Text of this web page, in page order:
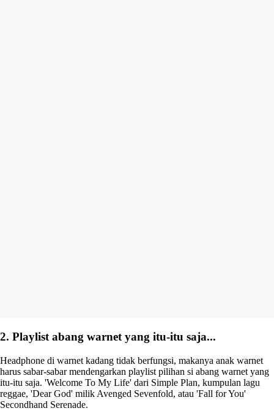
2. Playlist abang warnet yang itu-itu saja...
Headphone di warnet kadang tidak berfungsi, makanya anak warnet
harus sabar-sabar mendengarkan playlist pilihan si abang warnet yang
itu-itu saja. 'Welcome To My Life' dari Simple Plan, kumpulan lagu
reggae, 'Dear God' milik Avenged Sevenfold, atau 'Fall for You'
Secondhand Serenade.